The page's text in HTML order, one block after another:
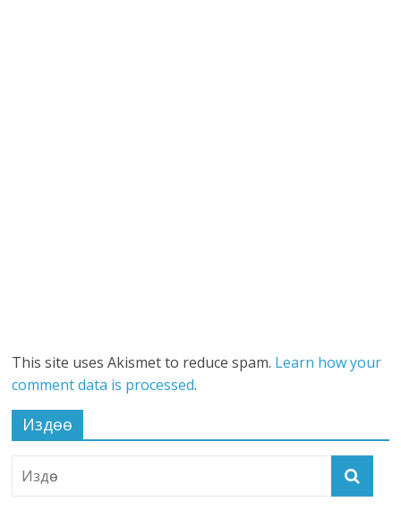
This site uses Akismet to reduce spam. Learn how your
comment data is processed.
Издөө